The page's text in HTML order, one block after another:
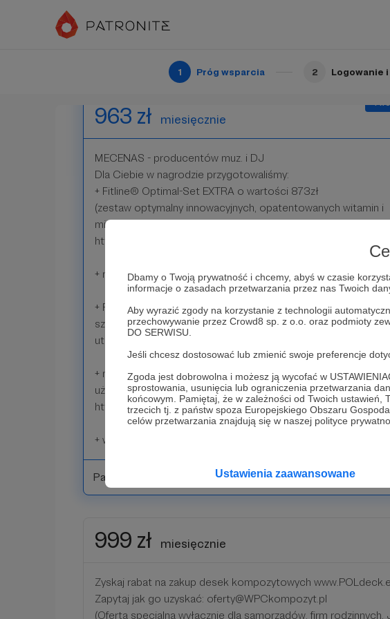
Dbamy o Twoją prywatność i chcemy, abyś w czasie
informacje o zasadach przetwarzania przez nas Twoich
Aby wyrazić zgody na korzystanie z technologii
przechowywanie przez Crowd8 sp. z o.o. oraz podmioty
DO SERWISU.
Jeśli chcesz dostosować lub zmienić swoje preferencje
Zgoda jest dobrowolna i możesz ją wycofać w
sprostowania, usunięcia lub ograniczenia przetwarzania
końcowym. Pamiętaj, że w zależności od Twoich
trzecich tj. z państw spoza Europejskiego Obszaru
celów przetwarzania znajdują się w naszej polityce
Ustawienia zaawansowane
1 Próg wsparcia 2 Logowanie
963 zł miesięcznie
MECENAS - producentów muz. i DJ
Dla Ciebie w nagrodzie przygotowaliśmy:
+ Fitline® Optimal-Set EXTRA o wartości 873zł
(zestaw optymalny innowacyjnych, opatentowanych witamin i
minerałów z warzywami i kulturami bakterii poszerzony o
http://6304076.fitline.com/9700495
+ rabat -20% na produkty FitLine®
+ Pakiet miesięcznego wsparcia marketingowego,
szkoleniowego dla wybranego młodego lub niedocenianego,
utalentowanego DJ/producenta muzycznego (do ustalenia,
+ możliwość reklamy na prywatnej grupie FB (pow. 200tys.
użytkowników) - 1 MIESIĄC, posty i komentarze
http://broimy.link/grupakompozyty (branża budowlana)
+ wszystko co w progu 50zł
Patroni: 0
999 zł miesięcznie
Zyskaj rabat na zakup desek kompozytowych
Zapytaj jak go uzyskać: oferty@WPCkompozyt.pl
(Oferta specjalna wyłącznie dla samorządów, firm rodzinnych,